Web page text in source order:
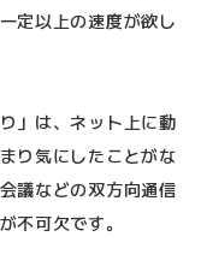
定以上の速度が欲し
」は、ネット上に動
り気にしたことがな
議などの双方向通信
不可欠です。